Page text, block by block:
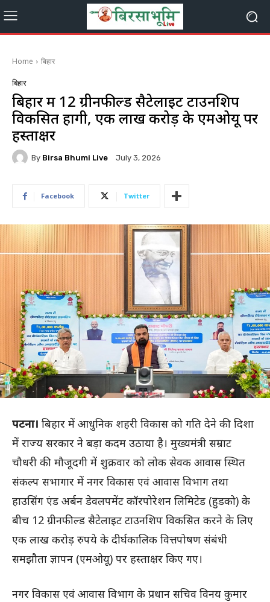
Home बिहार
बिहार
बिहार में 12 ग्रीनफील्ड सैटेलाइट टाउनशिप
विकसित होंगी, एक लाख करोड़ के एमओयू पर
हस्ताक्षर
By Birsa Bhumi Live July 3, 2026
Facebook Twitter
पटना। बिहार में आधुनिक शहरी विकास को गति देने की दिशा
में राज्य सरकार ने बड़ा कदम उठाया है। मुख्यमंत्री सम्राट
चौधरी की मौजूदगी में शुक्रवार को लोक सेवक आवास स्थित
संकल्प सभागार में नगर विकास एवं आवास विभाग तथा
हाउसिंग एंड अर्बन डेवलपमेंट कॉरपोरेशन लिमिटेड (हुडको) के
बीच 12 ग्रीनफील्ड सैटेलाइट टाउनशिप विकसित करने के लिए
एक लाख करोड़ रुपये के दीर्घकालिक वित्तपोषण संबंधी
समझौता ज्ञापन (एमओयू) पर हस्ताक्षर किए गए।
नगर विकास एवं आवास विभाग के प्रधान सचिव विनय कुमार